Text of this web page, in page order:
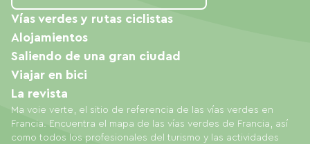
Ma voie verte, el sitio de referencia de las vías verdes en
Francia. Encuentra el mapa de las vías verdes de Francia, así
como todos los profesionales del turismo y las actividades
Vías verdes y rutas ciclistas
Alojamientos
Saliendo de una gran ciudad
Viajar en bici
La revista